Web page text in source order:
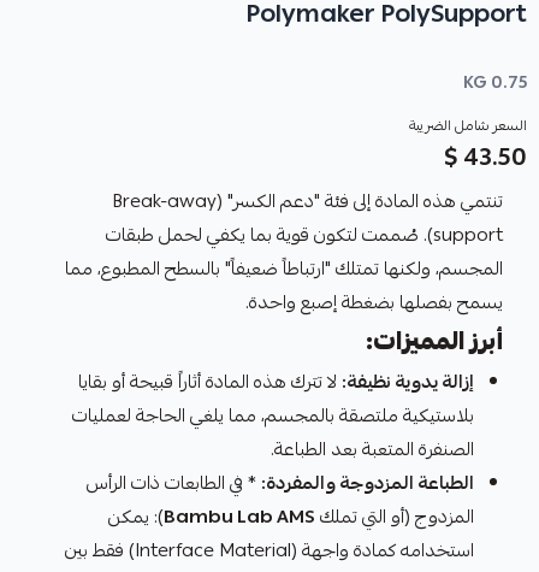
Polymaker PolySupport
0.75 KG
السعر شامل الضريبة
43.50 $
تنتمي هذه المادة إلى فئة "دعم الكسر" (Break-away
support). صُممت لتكون قوية بما يكفي لحمل طبقات
المجسم، ولكنها تمتلك "ارتباطاً ضعيفاً" بالسطح المطبوع، مما
يسمح بفصلها بضغطة إصبع واحدة.
أبرز المميزات:
إزالة يدوية نظيفة: لا تترك هذه المادة أثاراً قبيحة أو بقايا
بلاستيكية ملتصقة بالمجسم، مما يلغي الحاجة لعمليات
الصنفرة المتعبة بعد الطباعة.
الطباعة المزدوجة والمفردة:* في الطابعات ذات الرأس
المزدوج (أو التي تملكBambu Lab AMS): يمكن
استخدامه كمادة واجهة (Interface Material) فقط بين